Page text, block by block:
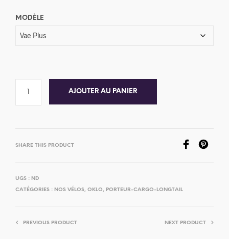
MODÈLE
AJOUTER AU PANIER
SHARE THIS PRODUCT
UGS : ND
CATÉGORIES : NOS VÉLOS, OKLO, PORTEUR-CARGO-LONGTAIL
PREVIOUS PRODUCT NEXT PRODUCT